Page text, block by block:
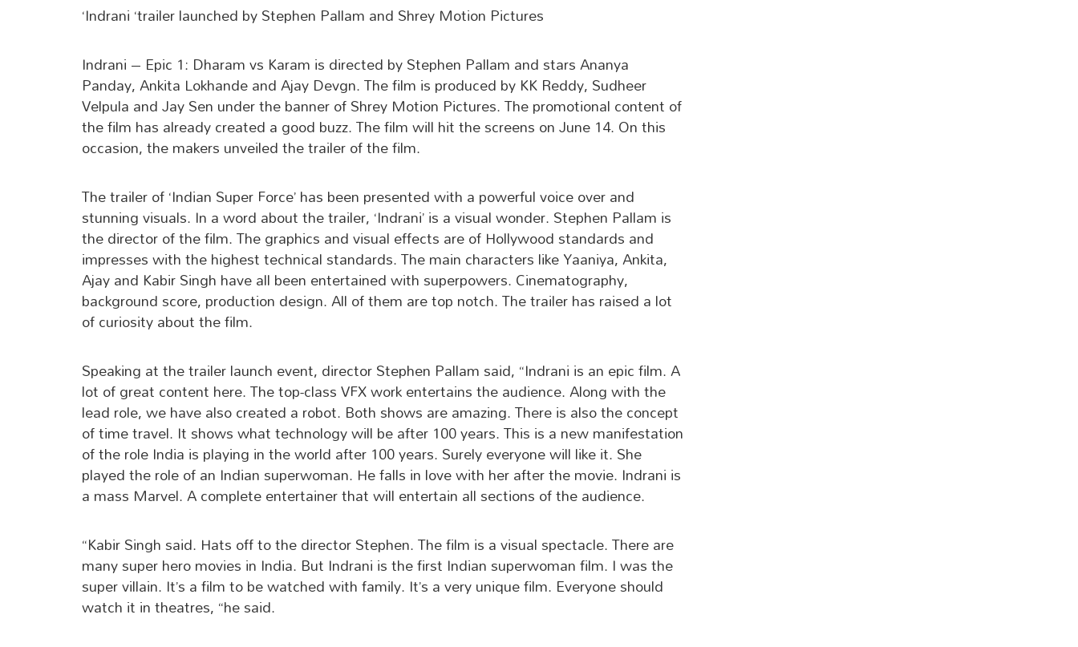
‘Indrani ‘trailer launched by Stephen Pallam and Shrey Motion Pictures
Indrani – Epic 1: Dharam vs Karam is directed by Stephen Pallam and stars Ananya
Panday, Ankita Lokhande and Ajay Devgn. The film is produced by KK Reddy, Sudheer
Velpula and Jay Sen under the banner of Shrey Motion Pictures. The promotional content of
the film has already created a good buzz. The film will hit the screens on June 14. On this
occasion, the makers unveiled the trailer of the film.
The trailer of ‘Indian Super Force’ has been presented with a powerful voice over and
stunning visuals. In a word about the trailer, ‘Indrani’ is a visual wonder. Stephen Pallam is
the director of the film. The graphics and visual effects are of Hollywood standards and
impresses with the highest technical standards. The main characters like Yaaniya, Ankita,
Ajay and Kabir Singh have all been entertained with superpowers. Cinematography,
background score, production design. All of them are top notch. The trailer has raised a lot
of curiosity about the film.
Speaking at the trailer launch event, director Stephen Pallam said, “Indrani is an epic film. A
lot of great content here. The top-class VFX work entertains the audience. Along with the
lead role, we have also created a robot. Both shows are amazing. There is also the concept
of time travel. It shows what technology will be after 100 years. This is a new manifestation
of the role India is playing in the world after 100 years. Surely everyone will like it. She
played the role of an Indian superwoman. He falls in love with her after the movie. Indrani is
a mass Marvel. A complete entertainer that will entertain all sections of the audience.
“Kabir Singh said. Hats off to the director Stephen. The film is a visual spectacle. There are
many super hero movies in India. But Indrani is the first Indian superwoman film. I was the
super villain. It’s a film to be watched with family. It’s a very unique film. Everyone should
watch it in theatres, “he said.